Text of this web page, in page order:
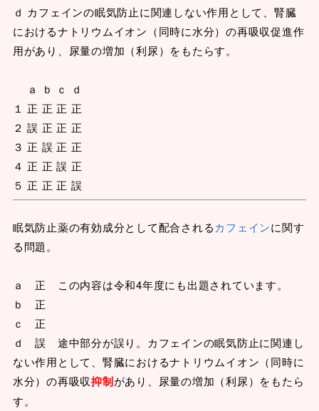
ｄ カフェインの眠気防止に関連しない作用として、腎臓
におけるナトリウムイオン（同時に水分）の再吸収促進作
用があり、尿量の増加（利尿）をもたらす。
ａ ｂ ｃ ｄ
１ 正 正 正 正
２ 誤 正 正 正
３ 正 誤 正 正
４ 正 正 誤 正
５ 正 正 正 誤
眠気防止薬の有効成分として配合されるカフェインに関す
る問題。
ａ 正 この内容は令和4年度にも出題されています。
ｂ 正
ｃ 正
ｄ 誤 途中部分が誤り。カフェインの眠気防止に関連し
ない作用として、腎臓におけるナトリウムイオン（同時に
水分）の再吸収抑制があり、尿量の増加（利尿）をもたら
す。